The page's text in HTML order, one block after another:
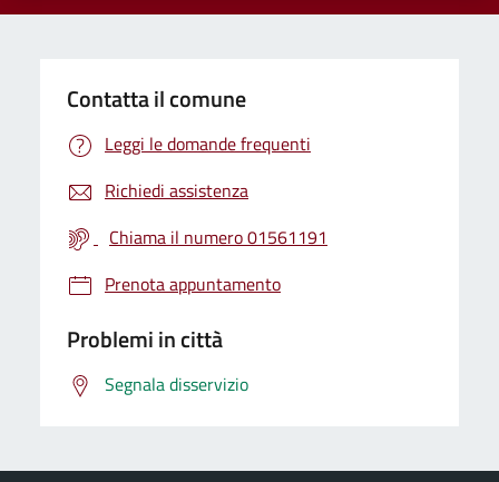
Contatta il comune
Leggi le domande frequenti
Richiedi assistenza
Chiama il numero 01561191
Prenota appuntamento
Problemi in città
Segnala disservizio